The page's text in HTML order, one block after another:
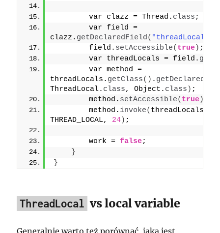
        var clazz = Thread.
class ;
        var field =
clazz. getDeclaredField( "threadLocals"
        field.
setAccessible( true) ;
        var threadLocals = field.
get
        var method =
threadLocals. getClass() .
ThreadLocal. class, Object. class ) ;
        method.
setAccessible( true)
        method.
invoke( threadLocals,
THREAD_LOCAL, 24) ;
        work =
false;
}
}
ThreadLocal vs local variable
Generalnie warto też porównać, jaka jest